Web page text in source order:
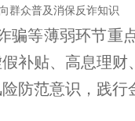
群众普及消保反诈知识
等薄弱环节
补贴、高息理
防范意识，践